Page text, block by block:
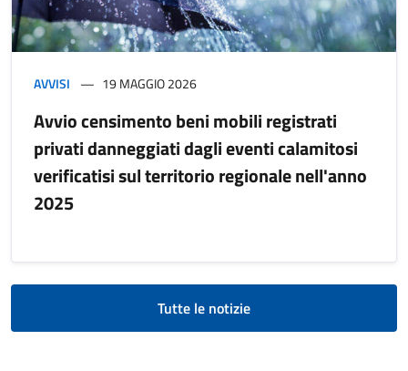
AVVISI 19 MAGGIO 2026
Avvio censimento beni mobili registrati
privati danneggiati dagli eventi calamitosi
verificatisi sul territorio regionale nell'anno
2025
Tutte le notizie